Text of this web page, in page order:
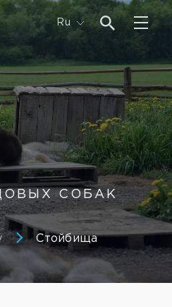
Ru
СОБАК
Стойбища